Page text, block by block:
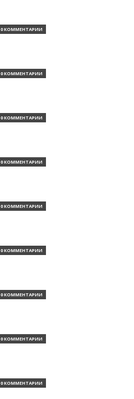
0 КОММЕНТАРИИ
0 КОММЕНТАРИИ
0 КОММЕНТАРИИ
0 КОММЕНТАРИИ
0 КОММЕНТАРИИ
0 КОММЕНТАРИИ
0 КОММЕНТАРИИ
0 КОММЕНТАРИИ
0 КОММЕНТАРИИ